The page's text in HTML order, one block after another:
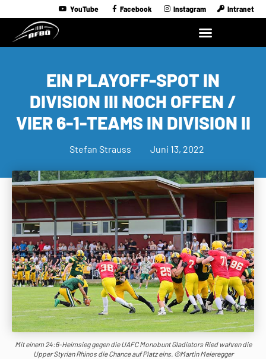
YouTube Facebook Instagram Intranet
EIN PLAYOFF-SPOT IN
DIVISION III NOCH OFFEN /
VIER 6-1-TEAMS IN DIVISION II
Stefan Strauss Juni 13, 2022
Mit einem 24:6-Heimsieg gegen die UAFC Monobunt Gladiators Ried wahren die
Upper Styrian Rhinos die Chance auf Platz eins. ©Martin Meieregger